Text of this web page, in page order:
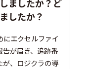
ましたか？ど
したか？
にエクセルファイ
告が届き、追跡番
が、ロジクラの導